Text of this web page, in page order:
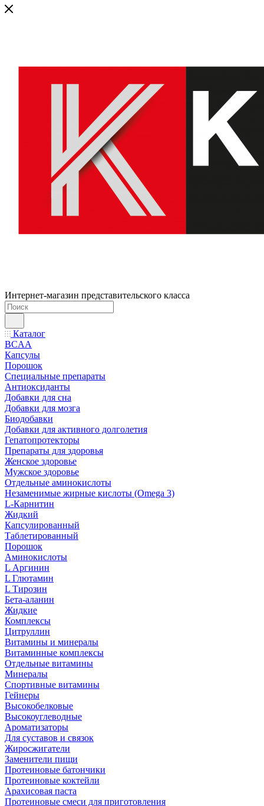
Интернет-магазин представительского класса
Каталог
BCAA
Капсулы
Порошок
Cпециальные препараты
Антиоксиданты
Добавки для сна
Добавки для мозга
Биодобавки
Добавки для активного долголетия
Гепатопротекторы
Препараты для здоровья
Женское здоровье
Мужское здоровье
Отдельные аминокислоты
Незаменимые жирные кислоты (Omega 3)
L-Карнитин
Жидкий
Капсулированный
Таблетированный
Порошок
Аминокислоты
L Аргинин
L Глютамин
L Тирозин
Бета-аланин
Жидкие
Комплексы
Цитруллин
Витамины и минералы
Витаминные комплексы
Отдельные витамины
Минералы
Спортивные витамины
Гейнеры
Высокобелковые
Высокоуглеводные
Ароматизаторы
Для суставов и связок
Жиросжигатели
Заменители пищи
Протеиновые батончики
Протеиновые коктейли
Арахисовая паста
Протеиновые смеси для приготовления